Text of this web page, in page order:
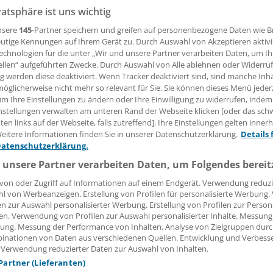
bekommen, können sich künftig an die
(KVSA) wenden.
Leserin, lieber Leser,
Beitrag können Sie lesen, sobald Sie sich
Jetzt anmelden »
Kostenlos
vergessen?
ist mit wenigen Klicks erledigt und kostenlos.
des kostenlosen Login:
Analysen, Hintergründe und Infografiken
Interviews und Praxis-Tipps
auf allemedizinischen Berichte und Kommentare
Voraussetzungen für den Zugang
ist uns wichtig
145-Partner speichern und greifen auf personenbezogene Daten wie
Kennungen auf Ihrem Gerät zu. Durch Auswahl von Akzeptieren
für die unter „Wir und unsere Partner verarbeiten Daten, um
aufgeführten Zwecke. Durch Auswahl von Alle ablehnen oder
werden diese deaktiviert. Wenn Tracker deaktiviert sind, sind manche
nicht mehr so relevant für Sie. Sie können dieses Menü
Ihre Einstellungen zu ändern oder Ihre Einwilligung zu widerrufen, indem
verwalten am unteren Rand der Webseite klicken [oder das
links auf der Webseite, falls zutreffend]. Ihre Einstellungen gelten
Informationen finden Sie in unserer Datenschutzerklärung. Details
Partner verarbeiten Daten, um Folgendes
oder Zugriff auf Informationen auf einem Endgerät. Verwendung
von Werbeanzeigen. Erstellung von Profilen für personalisierte
zur Auswahl personalisierter Werbung. Erstellung von Profilen zur
Verwendung von Profilen zur Auswahl personalisierter Inhalte.
Messung der Performance von Inhalten. Analyse von Zielgruppen
von Daten aus verschiedenen Quellen. Entwicklung und
reduzierter Daten zur Auswahl von Inhalten.
(Lieferanten)